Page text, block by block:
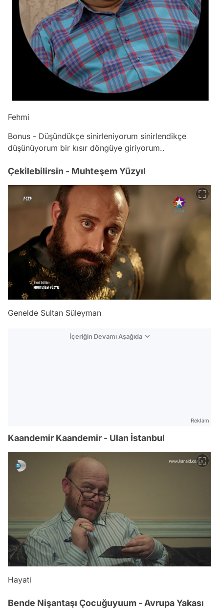
Fehmi
Bonus - Düşündükçe sinirleniyorum sinirlendikçe
düşünüyorum bir kısır döngüye giriyorum..
Çekilebilirsin - Muhteşem Yüzyıl
Genelde Sultan Süleyman
İçeriğin Devamı Aşağıda
Reklam
Kaandemir Kaandemir - Ulan İstanbul
Hayati
Bende Nişantaşı Çocuğuyuum - Avrupa Yakası